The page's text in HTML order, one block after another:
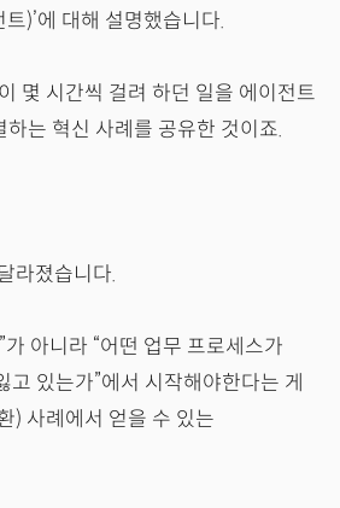
)’에 대해 설명했습니다.
몇 시간씩 걸려 하던 일을 에이전트
하는 혁신 사례를 공유한 것이죠.
라졌습니다.
가 아니라 “어떤 업무 프로세스가
고 있는가”에서 시작해야한다는 게
) 사례에서 얻을 수 있는